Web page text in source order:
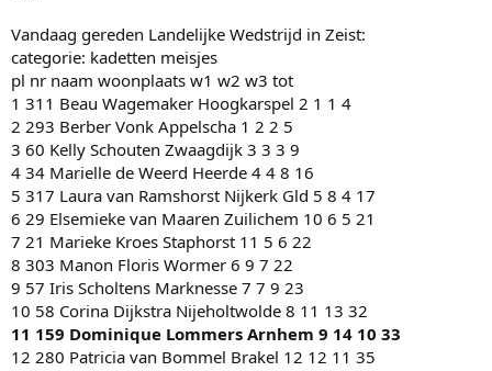
Vandaag gereden Landelijke Wedstrijd in Zeist:
categorie: kadetten meisjes
pl nr naam woonplaats w1 w2 w3 tot
1 311 Beau Wagemaker Hoogkarspel 2 1 1 4
2 293 Berber Vonk Appelscha 1 2 2 5
3 60 Kelly Schouten Zwaagdijk 3 3 3 9
4 34 Marielle de Weerd Heerde 4 4 8 16
5 317 Laura van Ramshorst Nijkerk Gld 5 8 4 17
6 29 Elsemieke van Maaren Zuilichem 10 6 5 21
7 21 Marieke Kroes Staphorst 11 5 6 22
8 303 Manon Floris Wormer 6 9 7 22
9 57 Iris Scholtens Marknesse 7 7 9 23
10 58 Corina Dijkstra Nijeholtwolde 8 11 13 32
11 159 Dominique Lommers Arnhem 9 14 10 33
12 280 Patricia van Bommel Brakel 12 12 11 35